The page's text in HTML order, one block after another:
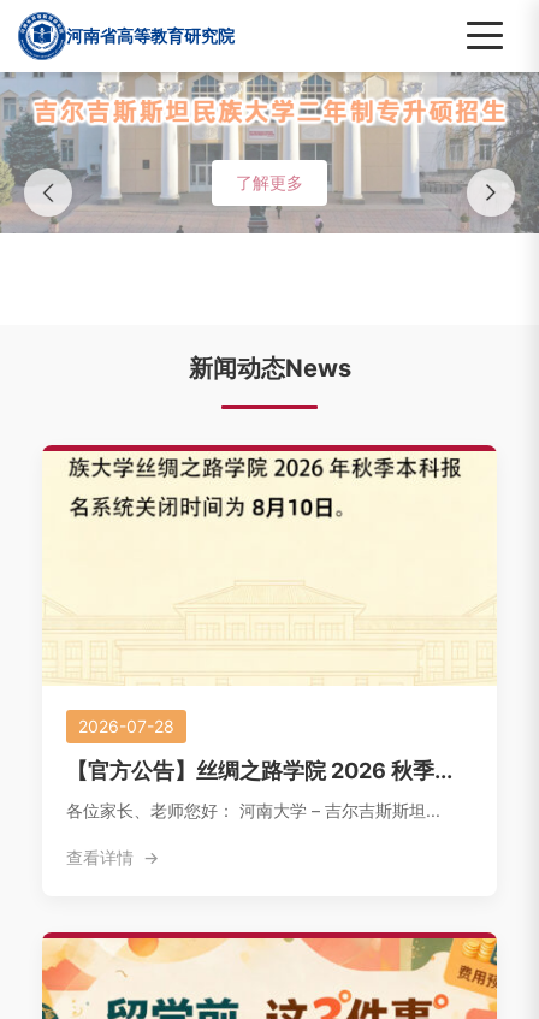
河南省高等教育研究院
了解更多
新闻动态News
2026-07-28
【官方公告】丝绸之路学院 2026 秋季...
各位家长、老师您好： 河南大学 – 吉尔吉斯斯坦...
查看详情